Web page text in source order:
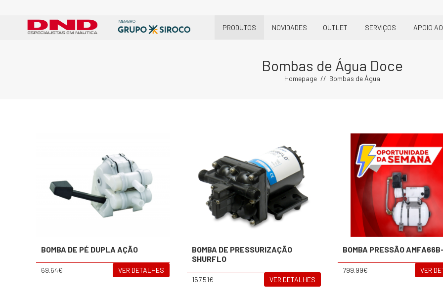
PRODUTOS NOVIDADES OUTLET SERVIÇOS APOIO
Bombas de Água Doce
Homepage Bombas de Água
BOMBA DE PÉ DUPLA AÇÃO
69.64€ VER DETALHES
BOMBA DE PRESSURIZAÇÃO
SHURFLO
157.51€ VER DETALHES
BOMBA PRESSÃO
799.99€ VER